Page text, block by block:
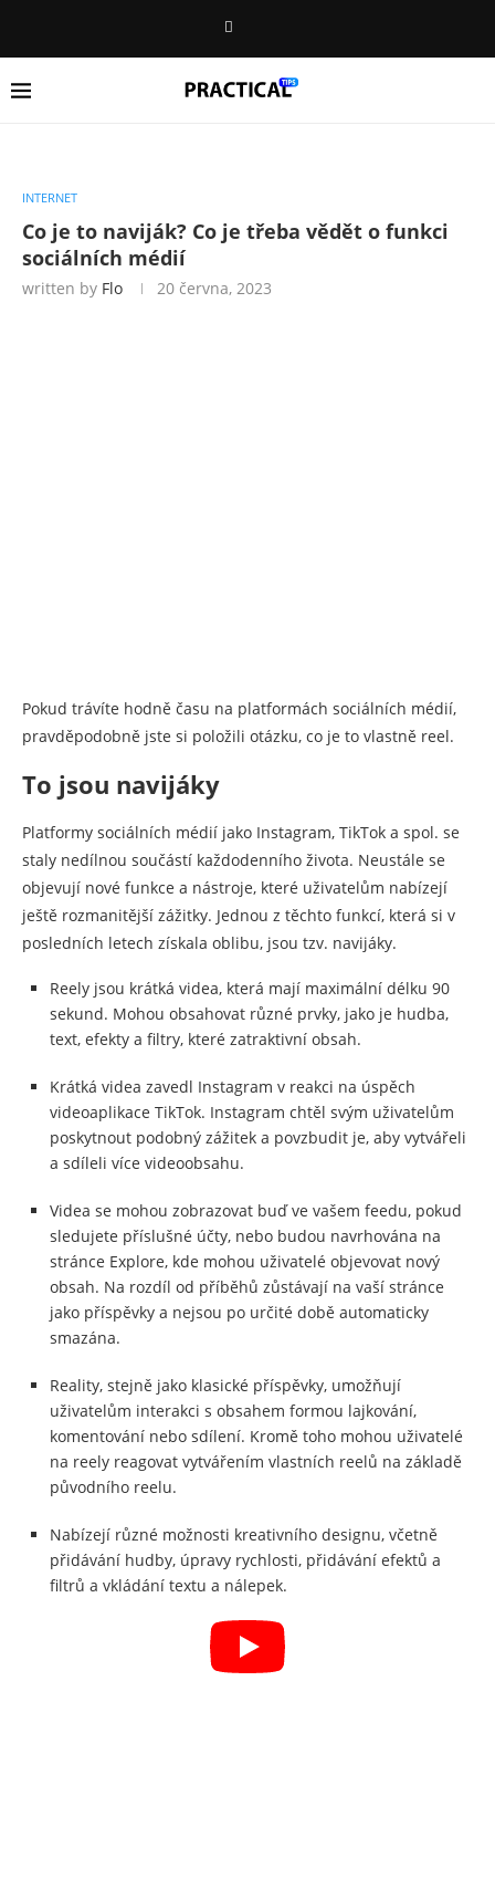
INTERNET
Co je to naviják? Co je třeba vědět o funkci
sociálních médií
written by Flo 20 června, 2023
Pokud trávíte hodně času na platformách sociálních médií,
pravděpodobně jste si položili otázku, co je to vlastně reel.
To jsou navijáky
Platformy sociálních médií jako Instagram, TikTok a spol. se
staly nedílnou součástí každodenního života. Neustále se
objevují nové funkce a nástroje, které uživatelům nabízejí
ještě rozmanitější zážitky. Jednou z těchto funkcí, která si v
posledních letech získala oblibu, jsou tzv. navijáky.
Reely jsou krátká videa, která mají maximální délku 90
sekund. Mohou obsahovat různé prvky, jako je hudba,
text, efekty a filtry, které zatraktivní obsah.
Krátká videa zavedl Instagram v reakci na úspěch
videoaplikace TikTok. Instagram chtěl svým uživatelům
poskytnout podobný zážitek a povzbudit je, aby vytvářeli
a sdíleli více videoobsahu.
Videa se mohou zobrazovat buď ve vašem feedu, pokud
sledujete příslušné účty, nebo budou navrhována na
stránce Explore, kde mohou uživatelé objevovat nový
obsah. Na rozdíl od příběhů zůstávají na vaší stránce
jako příspěvky a nejsou po určité době automaticky
smazána.
Reality, stejně jako klasické příspěvky, umožňují
uživatelům interakci s obsahem formou lajkování,
komentování nebo sdílení. Kromě toho mohou uživatelé
na reely reagovat vytvářením vlastních reelů na základě
původního reelu.
Nabízejí různé možnosti kreativního designu, včetně
přidávání hudby, úpravy rychlosti, přidávání efektů a
filtrů a vkládání textu a nálepek.